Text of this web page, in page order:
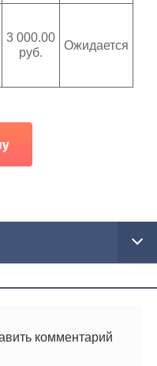
3 000.00
руб.
Ожидается
комментарий